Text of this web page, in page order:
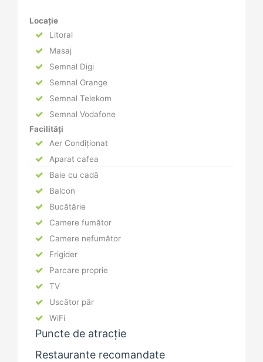
Locație
Litoral
Masaj
Semnal Digi
Semnal Orange
Semnal Telekom
Semnal Vodafone
Facilități
Aer Condiționat
Aparat cafea
Baie cu cadă
Balcon
Bucătărie
Camere fumător
Camere nefumător
Frigider
Parcare proprie
TV
Uscător păr
WiFi
Puncte de atracție
Restaurante recomandate